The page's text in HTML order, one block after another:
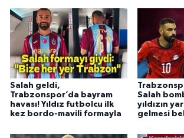
Salah geldi,
Trabzonspor’da bayram
havası! Yıldız futbolcu ilk
kez bordo-mavili formayla
Salah
yıldızın
gelmesi